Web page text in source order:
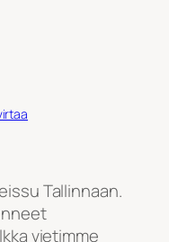
Tallinnaan.
vietimme